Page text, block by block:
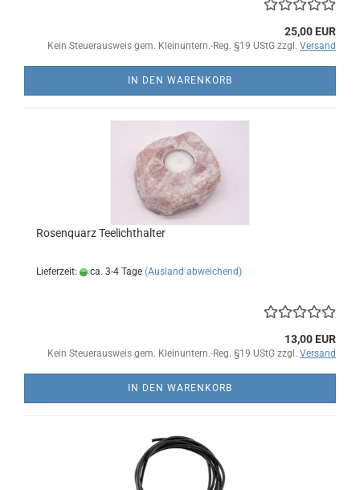
25,00 EUR
Kein Steuerausweis gem. Kleinuntern.-Reg. §19 UStG zzgl. Versand
IN DEN WARENKORB
Rosenquarz Teelichthalter
Lieferzeit: ca. 3-4 Tage (Ausland abweichend)
13,00 EUR
Kein Steuerausweis gem. Kleinuntern.-Reg. §19 UStG zzgl. Versand
IN DEN WARENKORB